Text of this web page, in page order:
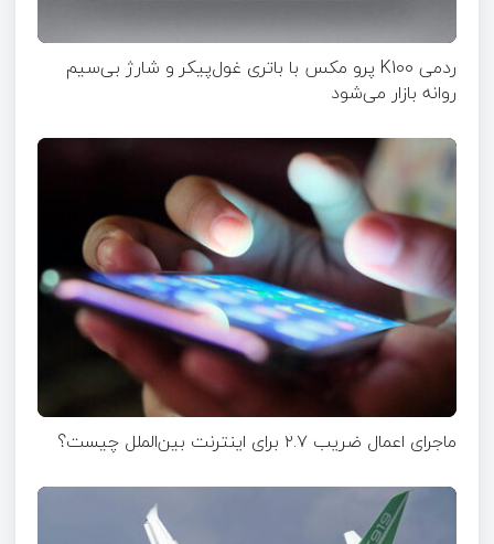
ردمی K100 پرو مکس با باتری غول‌پیکر و شارژ بی‌سیم
روانه بازار می‌شود
ماجرای اعمال ضریب ۲.۷ برای اینترنت بین‌الملل چیست؟